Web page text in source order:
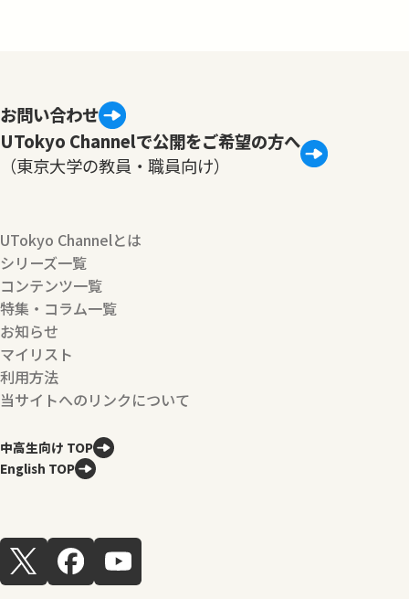
お問い合わせ
UTokyo Channelで公開をご希望の方へ
（東京大学の教員・職員向け）
UTokyo Channelとは
シリーズ一覧
コンテンツ一覧
特集・コラム一覧
お知らせ
マイリスト
利用方法
当サイトへのリンクについて
中高生向け TOP
English TOP